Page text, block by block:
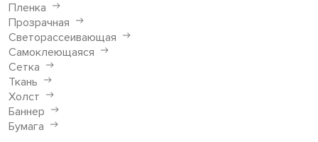
Пленка
Прозрачная
Светорассеивающая
Самоклеющаяся
Сетка
Ткань
Холст
Баннер
Бумага